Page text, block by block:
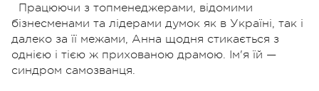
Працюючи з топменеджерами, відомими
бізнесменами та лідерами думок як в Україні, так і
далеко за її межами, Анна щодня стикається з
однією і тією ж прихованою драмою. Ім'я їй —
синдром самозванця.